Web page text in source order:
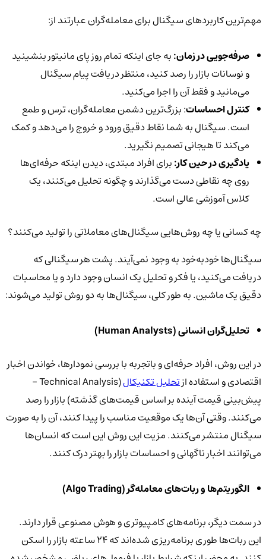
مهم‌ترین کاربردهای سیگنال برای معامله‌گران عبارتند از:
صرفه‌جویی در زمان:به جای اینکه تمام روز پای مانیتور بنشینید
و نوسانات بازار را رصد کنید، منتظر دریافت پیام سیگنال
می‌مانید و فقط آن را اجرا می‌کنید.
کنترل احساسات: بزرگ‌ترین دشمن معامله‌گران، ترس و طمع
است. سیگنال به شما نقاط دقیق ورود و خروج را می‌دهد و کمک
می‌کند تا هیجانی تصمیم نگیرید.
یادگیری در حین کار:برای افراد مبتدی، دیدن اینکه حرفه‌ای‌ها
روی چه نقاطی دست می‌گذارند و چگونه تحلیل می‌کنند، یک
کلاس آموزشی عالی است.
چه کسانی یا چه روش‌هایی سیگنال‌های معاملاتی را تولید می‌کنند؟
سیگنال‌ها خودبه‌خود به وجود نمی‌آیند. پشت هر سیگنالی که
دریافت می‌کنید، یا فکر و تحلیل یک انسان وجود دارد و یا محاسبات
دقیق یک ماشین. به طور کلی، سیگنال‌ها به دو روش تولید می‌شوند:
تحلیل‌گران انسانی (Human Analysts)
در این روش، افراد حرفه‌ای و باتجربه با بررسی نمودارها، خواندن اخبار
اقتصادی و استفاده ازتحلیل تکنیکال
(Technical Analysis -
پیش‌بینی قیمت آینده بر اساس قیمت‌های گذشته) بازار را رصد
می‌کنند. وقتی آن‌ها یک موقعیت مناسب را پیدا کنند، آن را به صورت
سیگنال منتشر می‌کنند. مزیت این روش این است که انسان‌ها
می‌توانند اخبار ناگهانی و احساسات بازار را بهتر درک کنند.
الگوریتم‌ها و ربات‌های معامله‌گر (Algo Trading)
در سمت دیگر، برنامه‌های کامپیوتری و هوش مصنوعی قرار دارند.
این ربات‌ها طوری برنامه‌ریزی شده‌اند که ۲۴ ساعته بازار را اسکن